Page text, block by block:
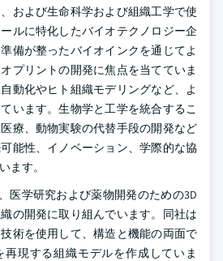
および生命科学および組織工学で使
ルに特化したバイオテクノロジー企
備が整ったバイオインクを通じてよ
プリントの開発に焦点を当てていま
動化やヒト組織モデリングなど、よ
います。生物学と工学を統合するこ
療、動物実験の代替手段の開発など
能性、イノベーション、学際的な協
ます。
学研究および薬物開発のための3D
の開発に取り組んでいます。同社は
術を使用して、構造と機能の両面で
現する組織モデルを作成していま